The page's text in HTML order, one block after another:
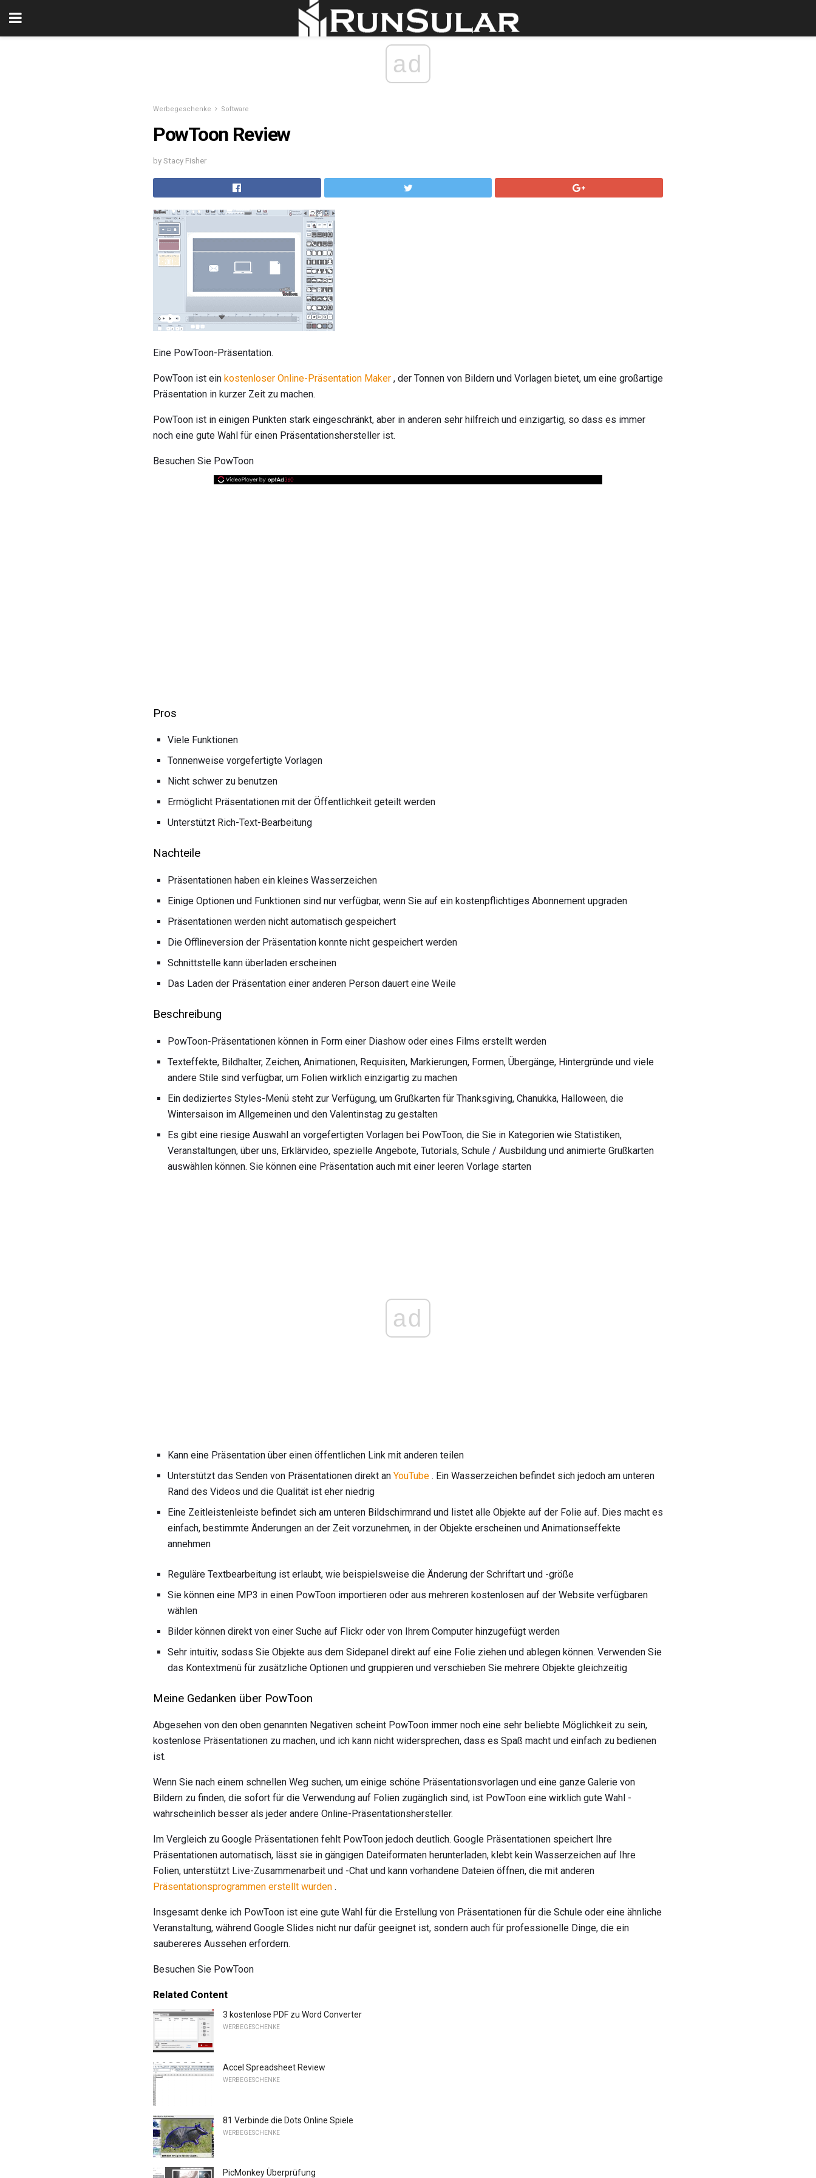
ad
Werbegeschenke Software
PowToon Review
by Stacy Fisher
Eine PowToon-Präsentation.
PowToon ist ein kostenloser Online-Präsentation Maker , der Tonnen von Bildern und Vorlagen bietet, um eine großartige
Präsentation in kurzer Zeit zu machen.
PowToon ist in einigen Punkten stark eingeschränkt, aber in anderen sehr hilfreich und einzigartig, so dass es immer
noch eine gute Wahl für einen Präsentationshersteller ist.
Besuchen Sie PowToon
Pros
Viele Funktionen
Tonnenweise vorgefertigte Vorlagen
Nicht schwer zu benutzen
Ermöglicht Präsentationen mit der Öffentlichkeit geteilt werden
Unterstützt Rich-Text-Bearbeitung
Nachteile
Präsentationen haben ein kleines Wasserzeichen
Einige Optionen und Funktionen sind nur verfügbar, wenn Sie auf ein kostenpflichtiges Abonnement upgraden
Präsentationen werden nicht automatisch gespeichert
Die Offlineversion der Präsentation konnte nicht gespeichert werden
Schnittstelle kann überladen erscheinen
Das Laden der Präsentation einer anderen Person dauert eine Weile
Beschreibung
PowToon-Präsentationen können in Form einer Diashow oder eines Films erstellt werden
Texteffekte, Bildhalter, Zeichen, Animationen, Requisiten, Markierungen, Formen, Übergänge, Hintergründe und viele
andere Stile sind verfügbar, um Folien wirklich einzigartig zu machen
Ein dediziertes Styles-Menü steht zur Verfügung, um Grußkarten für Thanksgiving, Chanukka, Halloween, die
Wintersaison im Allgemeinen und den Valentinstag zu gestalten
Es gibt eine riesige Auswahl an vorgefertigten Vorlagen bei PowToon, die Sie in Kategorien wie Statistiken,
Veranstaltungen, über uns, Erklärvideo, spezielle Angebote, Tutorials, Schule / Ausbildung und animierte Grußkarten
auswählen können. Sie können eine Präsentation auch mit einer leeren Vorlage starten
ad
Kann eine Präsentation über einen öffentlichen Link mit anderen teilen
Unterstützt das Senden von Präsentationen direkt an YouTube . Ein Wasserzeichen befindet sich jedoch am unteren
Rand des Videos und die Qualität ist eher niedrig
Eine Zeitleistenleiste befindet sich am unteren Bildschirmrand und listet alle Objekte auf der Folie auf. Dies macht es
einfach, bestimmte Änderungen an der Zeit vorzunehmen, in der Objekte erscheinen und Animationseffekte
annehmen
Reguläre Textbearbeitung ist erlaubt, wie beispielsweise die Änderung der Schriftart und -größe
Sie können eine MP3 in einen PowToon importieren oder aus mehreren kostenlosen auf der Website verfügbaren
wählen
Bilder können direkt von einer Suche auf Flickr oder von Ihrem Computer hinzugefügt werden
Sehr intuitiv, sodass Sie Objekte aus dem Sidepanel direkt auf eine Folie ziehen und ablegen können. Verwenden Sie
das Kontextmenü für zusätzliche Optionen und gruppieren und verschieben Sie mehrere Objekte gleichzeitig
Meine Gedanken über PowToon
Abgesehen von den oben genannten Negativen scheint PowToon immer noch eine sehr beliebte Möglichkeit zu sein,
kostenlose Präsentationen zu machen, und ich kann nicht widersprechen, dass es Spaß macht und einfach zu bedienen
ist.
Wenn Sie nach einem schnellen Weg suchen, um einige schöne Präsentationsvorlagen und eine ganze Galerie von
Bildern zu finden, die sofort für die Verwendung auf Folien zugänglich sind, ist PowToon eine wirklich gute Wahl -
wahrscheinlich besser als jeder andere Online-Präsentationshersteller.
Im Vergleich zu Google Präsentationen fehlt PowToon jedoch deutlich. Google Präsentationen speichert Ihre
Präsentationen automatisch, lässt sie in gängigen Dateiformaten herunterladen, klebt kein Wasserzeichen auf Ihre
Folien, unterstützt Live-Zusammenarbeit und -Chat und kann vorhandene Dateien öffnen, die mit anderen
Präsentationsprogrammen erstellt wurden .
Insgesamt denke ich PowToon ist eine gute Wahl für die Erstellung von Präsentationen für die Schule oder eine ähnliche
Veranstaltung, während Google Slides nicht nur dafür geeignet ist, sondern auch für professionelle Dinge, die ein
saubereres Aussehen erfordern.
Besuchen Sie PowToon
Related Content
3 kostenlose PDF zu Word Converter
WERBEGESCHENKE
Accel Spreadsheet Review
WERBEGESCHENKE
81 Verbinde die Dots Online Spiele
WERBEGESCHENKE
PicMonkey Überprüfung